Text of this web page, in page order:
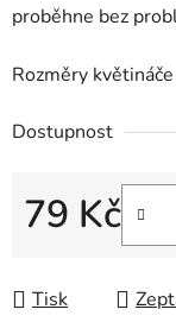
proběhne bez
Rozměry
Dostupnost
79 Kč
Měrná cena:
Tisk